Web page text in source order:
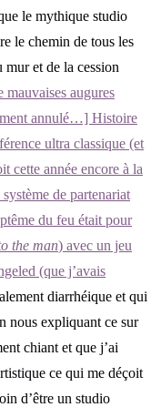
le mythique studio
le chemin de tous les
et de la cession
augures
annulé…] Histoire
ultra classique (et
cette année encore à la
de partenariat
du feu était pour
the man) avec un jeu
(que j’avais
diarrhéique et qui
nous expliquant ce sur
chiant et que j’ai
ce qui me déçoit
d’être un studio